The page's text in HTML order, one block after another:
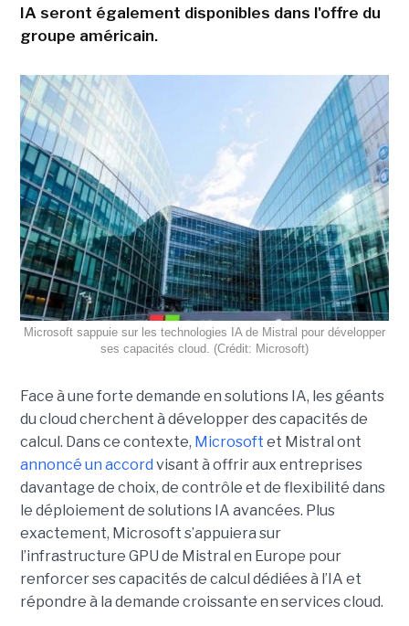
IA seront également disponibles dans l'offre du
groupe américain.
Microsoft sappuie sur les technologies IA de Mistral pour développer
ses capacités cloud. (Crédit: Microsoft)
Face à une forte demande en solutions IA, les géants
du cloud cherchent à développer des capacités de
calcul. Dans ce contexte, Microsoft et Mistral ont
annoncé un accord visant à offrir aux entreprises
davantage de choix, de contrôle et de flexibilité dans
le déploiement de solutions IA avancées. Plus
exactement, Microsoft s’appuiera sur
l’infrastructure GPU de Mistral en Europe pour
renforcer ses capacités de calcul dédiées à l’IA et
répondre à la demande croissante en services cloud.